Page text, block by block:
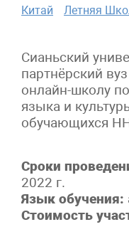
Китай
Летняя
Сианьский
партнёрский
онлайн-школу
языка и
обучающихся
Сроки
2022 г.
Язык обучения:
Стоимость